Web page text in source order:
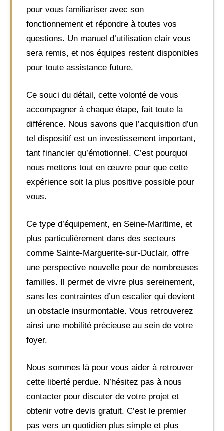
pour vous familiariser avec son
fonctionnement et répondre à toutes vos
questions. Un manuel d’utilisation clair vous
sera remis, et nos équipes restent disponibles
pour toute assistance future.
Ce souci du détail, cette volonté de vous
accompagner à chaque étape, fait toute la
différence. Nous savons que l’acquisition d’un
tel dispositif est un investissement important,
tant financier qu’émotionnel. C’est pourquoi
nous mettons tout en œuvre pour que cette
expérience soit la plus positive possible pour
vous.
Ce type d’équipement, en Seine-Maritime, et
plus particulièrement dans des secteurs
comme Sainte-Marguerite-sur-Duclair, offre
une perspective nouvelle pour de nombreuses
familles. Il permet de vivre plus sereinement,
sans les contraintes d’un escalier qui devient
un obstacle insurmontable. Vous retrouverez
ainsi une mobilité précieuse au sein de votre
foyer.
Nous sommes là pour vous aider à retrouver
cette liberté perdue. N’hésitez pas à nous
contacter pour discuter de votre projet et
obtenir votre devis gratuit. C’est le premier
pas vers un quotidien plus simple et plus